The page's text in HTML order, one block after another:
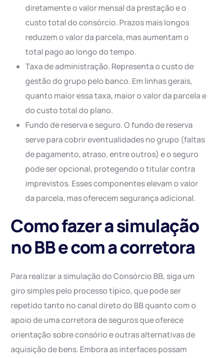
diretamente o valor mensal da prestação e o
custo total do consórcio. Prazos mais longos
reduzem o valor da parcela, mas aumentam o
total pago ao longo do tempo.
Taxa de administração. Representa o custo de
gestão do grupo pelo banco. Em linhas gerais,
quanto maior essa taxa, maior o valor da parcela e
do custo total do plano.
Fundo de reserva e seguro. O fundo de reserva
serve para cobrir eventualidades no grupo (faltas
de pagamento, atraso, entre outros) e o seguro
pode ser opcional, protegendo o titular contra
imprevistos. Esses componentes elevam o valor
da parcela, mas oferecem segurança adicional.
Como fazer a simulação
no BB e com a corretora
Para realizar a simulação do Consórcio BB, siga um
giro simples pelo processo típico, que pode ser
repetido tanto no canal direto do BB quanto com o
apoio de uma corretora de seguros que oferece
orientação sobre consório e outras alternativas de
aquisição de bens. Embora as interfaces possam